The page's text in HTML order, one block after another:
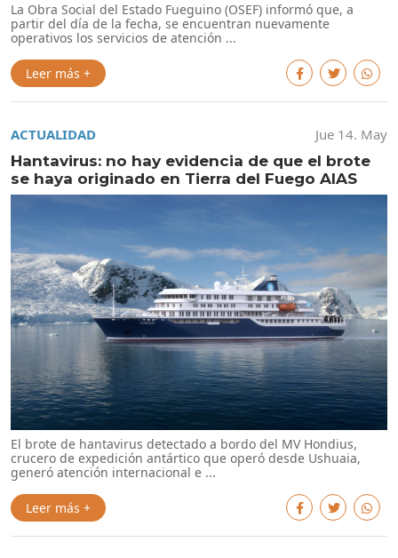
La Obra Social del Estado Fueguino (OSEF) informó que, a
partir del día de la fecha, se encuentran nuevamente
operativos los servicios de atención ...
Leer más +
ACTUALIDAD
Jue 14. May
Hantavirus: no hay evidencia de que el brote
se haya originado en Tierra del Fuego AIAS
El brote de hantavirus detectado a bordo del MV Hondius,
crucero de expedición antártico que operó desde Ushuaia,
generó atención internacional e ...
Leer más +